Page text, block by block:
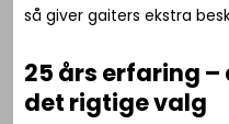
så giver gaiters ekstra
25 års erfaring
det rigtige valg